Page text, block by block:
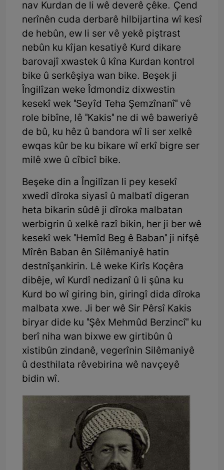
nav Kurdan de li wê deverê çêke. Çend
nerînên cuda derbarê hilbijartina wî kesî
de hebûn, ew li ser vê yekê piştrast
nebûn ku kîjan kesatiyê Kurd dikare
barovajî xwastek û kîna Kurdan kontrol
bike û serkêşiya wan bike. Beşek ji
Îngilîzan weke Îdmondiz dixwestin
kesekî wek "Seyîd Teha Şemzînanî" vê
role bibîne, lê "Kakis" ne di wê baweriyê
de bû, ku hêz û bandora wî li ser xelkê
ewqas kûr be ku bikare wî erkî bigre ser
milê xwe û cîbicî bike.
Beşeke din a Îngilîzan li pey kesekî
xwedî dîroka siyasî û malbatî digeran
heta bikarin sûdê ji dîroka malbatan
werbigrin û xelkê razî bikin, her ji ber wê
kesekî wek "Hemîd Beg ê Baban" ji nifşê
Mîrên Baban ên Silêmaniyê hatin
destnîşankirin. Lê weke Kirîs Koçêra
dibêje, wî Kurdî nedizanî û li şûna ku
Kurd bo wî giring bin, giringî dida dîroka
malbata xwe. Ji ber wê Sir Pêrsî Kakis
biryar dide ku "Şêx Mehmûd Berzincî" ku
berî niha wan bixwe ew girtibûn û
xistibûn zindanê, vegerînin Silêmaniyê
û desthilata rêvebirina wê navçeyê
bidin wî.